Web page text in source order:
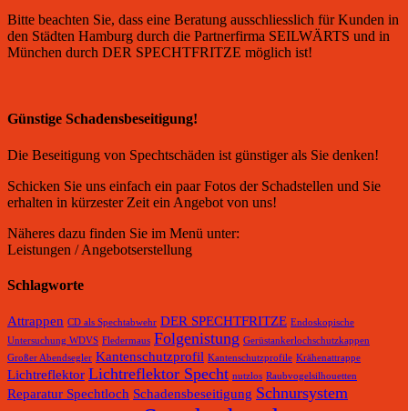
Bitte beachten Sie, dass eine Beratung ausschliesslich für Kunden in
den Städten Hamburg durch die Partnerfirma SEILWÄRTS und in
München durch DER SPECHTFRITZE möglich ist!
Günstige Schadensbeseitigung!
Die Beseitigung von Spechtschäden ist günstiger als Sie denken!
Schicken Sie uns einfach ein paar Fotos der Schadstellen und Sie
erhalten in kürzester Zeit ein Angebot von uns!
Näheres dazu finden Sie im Menü unter:
Leistungen / Angebotserstellung
Schlagworte
Attrappen CD als Spechtabwehr DER SPECHTFRITZE Endoskopische
Untersuchung WDVS Fledermaus Folgenistung Gerüstankerlochschutzkappen
Großer Abendsegler Kantenschutzprofil Kantenschutzprofile Krähenattrappe
Lichtreflektor Lichtreflektor Specht nutzlos Raubvogelsilhouetten
Reparatur Spechtloch Schadensbeseitigung Schnursystem